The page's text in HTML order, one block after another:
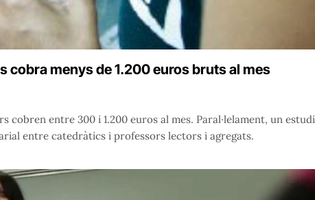
cobra menys de 1.200 euros bruts al mes
cobren entre 300 i 1.200 euros al mes. Paral·lelament, un estudi
entre catedràtics i professors lectors i agregats.